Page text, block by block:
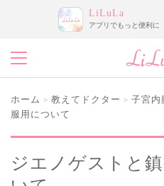
LiLuLa
アプリでもっと便利に
ホーム > 教えてドクター > 子宮内
服用について
ジエノゲストと